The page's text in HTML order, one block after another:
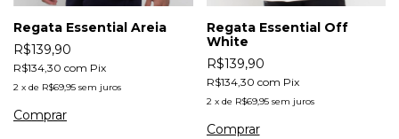
Regata Essential Areia
R$139,90
R$134,30 com Pix
2 x de R$69,95 sem juros
Comprar
Regata Essential Off
White
R$139,90
R$134,30 com Pix
2 x de R$69,95 sem juros
Comprar